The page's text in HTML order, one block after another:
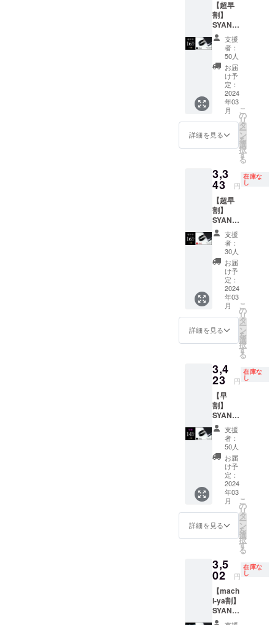
給状
況、製
造工程
上の都
合等に
より出
荷時期
が遅れ
る場合
があり
ます。
下がる
可能性
もござ
いま
す。 ※
デザイ
ン・仕
様は変
更にな
る可能
性もご
ざいま
す。ご
了承く
状況、
使用部
給状
況、製
造工程
上の都
合等に
より出
荷時期
が遅れ
る場合
があり
ます。
【内
容】
■SYAN
TOリン
グ リン
V2（緑
） × 1個
※皆様の
ご支援
により
量産効
率が向
上した
が販売
予定価
格より
下がる
可能性
もござ
いま
す。 ※
デザイ
ン・仕
様は変
更にな
る可能
性もご
ざいま
す。ご
了承く
状況、
使用部
給状
況、製
造工程
上の都
合等に
より出
荷時期
が遅れ
る場合
があり
ます。
【超早
割】
SYANT
O リン
グ
V2（黒
）
16％OF
販売価
格：
3,980円
の
【16％
OFF】
⇒
（税・
送料
込）
【内
容】
■SYAN
TOリン
グ リン
グV2
（黒）×
1個 ※皆
様のご
支援に
より量
産効率
が向上
した場
販売予
定価格
より下
がる可
能性も
ござい
ます。
※デザイ
ン・仕
様は変
更にな
る可能
性もご
ざいま
す。ご
了承く
ださ
使用部
材の供
況、製
造工程
上の都
支援
者：
50人
お届
け予
定：
2024
年03
月
詳細を見る
こ
の
リ
タ
ー
ン
を
選
択
す
る
3,3
43 円
在庫な
し
【超早
割】
SYANT
O リン
グ
V2（赤
）
16％OF
販売価
格：
3,980円
の
【16％
OFF】
⇒
（税・
送料
込）
【内
容】
■SYAN
TOリン
グ リン
グV2
（赤）×
1個 ※皆
様のご
支援に
より量
産効率
が向上
した場
販売予
定価格
より下
がる可
能性も
ござい
ます。
支援
者：
30人
お届
け予
定：
2024
年03
月
詳細を見る
こ
の
リ
タ
ー
ン
を
選
択
す
る
3,4
23 円
在庫な
し
【早
割】
SYANT
O リン
グ
V2（黒
）
14％OF
販売価
格：
3,980円
の
【14％
OFF】
⇒
（税・
送料
込）
【内
容】
■SYAN
TOリン
支援
者：
50人
お届
け予
定：
2024
年03
月
詳細を見る
こ
の
リ
タ
ー
ン
を
選
択
す
る
3,5
02 円
在庫な
し
【mach
i-ya割】
SYANT
O リン